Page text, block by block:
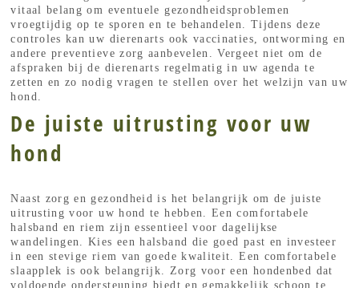
vitaal belang om eventuele gezondheidsproblemen
vroegtijdig op te sporen en te behandelen. Tijdens deze
controles kan uw dierenarts ook vaccinaties, ontworming en
andere preventieve zorg aanbevelen. Vergeet niet om de
afspraken bij de dierenarts regelmatig in uw agenda te
zetten en zo nodig vragen te stellen over het welzijn van uw
hond.
De juiste uitrusting voor uw
hond
Naast zorg en gezondheid is het belangrijk om de juiste
uitrusting voor uw hond te hebben. Een comfortabele
halsband en riem zijn essentieel voor dagelijkse
wandelingen. Kies een halsband die goed past en investeer
in een stevige riem van goede kwaliteit. Een comfortabele
slaapplek is ook belangrijk. Zorg voor een hondenbed dat
voldoende ondersteuning biedt en gemakkelijk schoon te